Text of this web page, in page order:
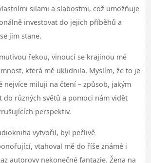
silami a slabostmi, což umožňuje
investovat do jejich příběhů a
jim stane.
řekou, vinoucí se krajinou mé
která mě uklidnila. Myslím, že to je
nejvíce miluji na čtení – způsob, jakým
do různých světů a pomoci nám vidět
perspektiv.
vytvořil, byl pečlivě
vtahoval mě do říše známé i
autorovy nekonečné fantazie. Žena na